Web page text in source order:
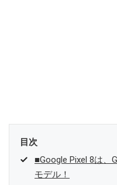
目次
■Google Pixel 8は、
モデル！